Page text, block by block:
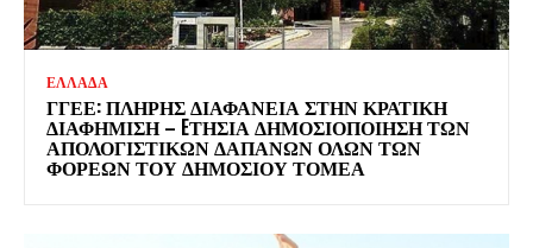
ΕΛΛΑΔΑ
ΓΓΕΕ: ΠΛΉΡΗΣ ΔΙΑΦΆΝΕΙΑ ΣΤΗΝ ΚΡΑΤΙΚΉ
ΔΙΑΦΉΜΙΣΗ – EΤΉΣΙΑ ΔΗΜΟΣΙΟΠΟΊΗΣΗ ΤΩΝ
ΑΠΟΛΟΓΙΣΤΙΚΏΝ ΔΑΠΑΝΏΝ ΌΛΩΝ ΤΩΝ
ΦΟΡΈΩΝ ΤΟΥ ΔΗΜΟΣΊΟΥ ΤΟΜΈΑ